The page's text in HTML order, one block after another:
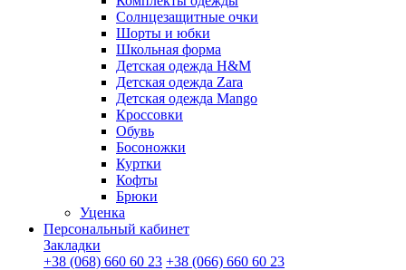
Солнцезащитные очки
Шорты и юбки
Школьная форма
Детская одежда H&M
Детская одежда Zara
Детская одежда Mango
Кроссовки
Обувь
Босоножки
Куртки
Кофты
Брюки
Уценка
Персональный кабинет
Закладки
+38 (068) 660 60 23 +38 (066) 660 60 23